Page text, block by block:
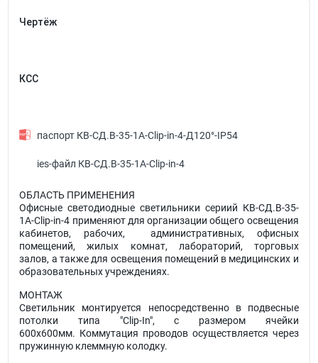
Чертёж
КСС
паспорт КВ-СД.В-35-1А-Clip-in-4-Д120°-IP54
ies-файл КВ-СД.В-35-1А-Clip-in-4
ОБЛАСТЬ ПРИМЕНЕНИЯ
Офисные светодиодные светильники сериий КВ-СД.В-35-
1А-Clip-in-4 применяют для организации общего освещения
кабинетов, рабочих, административных, офисных
помещений, жилых комнат, лабораторий, торговых
залов, а также для освещения помещений в медицинских и
образовательных учреждениях.
МОНТАЖ
Светильник монтируется непосредственно в подвесные
потолки типа "Clip-In", с размером ячейки
600х600мм. Коммутация проводов осуществляется через
пружинную клеммную колодку.